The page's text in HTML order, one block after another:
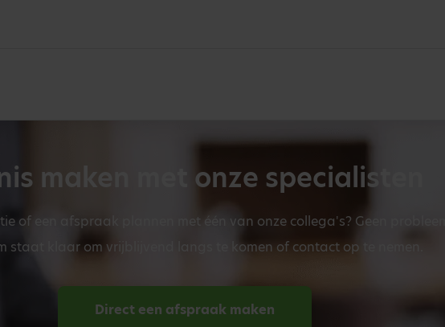
maken met onze specialisten
of een afspraak plannen met één van onze collega's? Geen probleem!
staat klaar om vrijblijvend langs te komen of contact op te nemen.
Direct een afspraak maken